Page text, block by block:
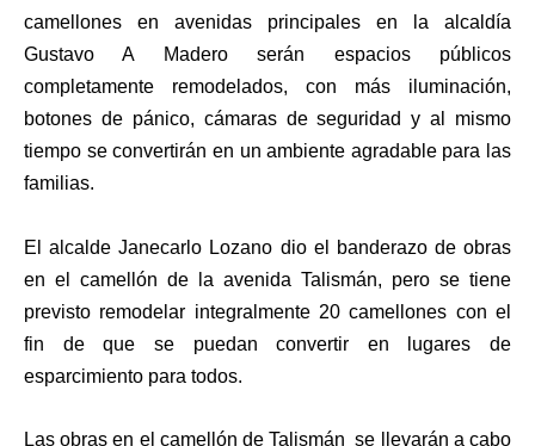
camellones en avenidas principales en la alcaldía
Gustavo A Madero serán espacios públicos
completamente remodelados, con más iluminación,
botones de pánico, cámaras de seguridad y al mismo
tiempo se convertirán en un ambiente agradable para las
familias.
El alcalde Janecarlo Lozano dio el banderazo de obras
en el camellón de la avenida Talismán, pero se tiene
previsto remodelar integralmente 20 camellones con el
fin de que se puedan convertir en lugares de
esparcimiento para todos.
Las obras en el camellón de Talismán se llevarán a cabo